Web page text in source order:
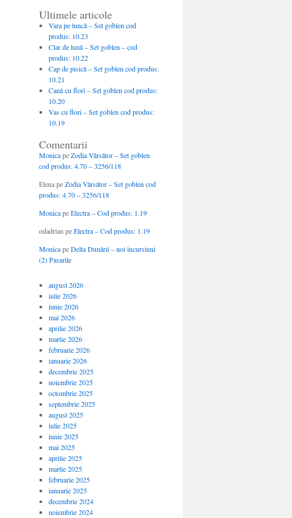
Ultimele articole
Vara pe luncă – Set goblen cod
produs: 10.23
Clar de lună – Set goblen – cod
produs: 10.22
Cap de pisică – Set goblen cod produs:
10.21
Cană cu flori – Set goblen cod produs:
10.20
Vas cu flori – Set goblen cod produs:
10.19
Comentarii
MonicapeZodia Vărsător – Set goblen
cod produs: 4.70 – 3256/118
ElenapeZodia Vărsător – Set goblen cod
produs: 4.70 – 3256/118
MonicapeElectra – Cod produs: 1.19
odadrian peElectra – Cod produs: 1.19
MonicapeDelta Dunării – noi incursiuni
(2) Pasarile
august 2026
iulie 2026
iunie 2026
mai 2026
aprilie 2026
martie 2026
februarie 2026
ianuarie 2026
decembrie 2025
noiembrie 2025
octombrie 2025
septembrie 2025
august 2025
iulie 2025
iunie 2025
mai 2025
aprilie 2025
martie 2025
februarie 2025
ianuarie 2025
decembrie 2024
noiembrie 2024